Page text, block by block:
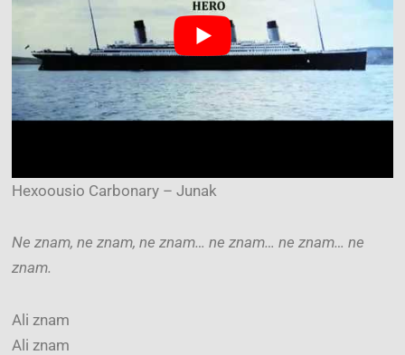
Hexoousio Carbonary – Junak
Ne znam, ne znam, ne znam… ne znam… ne znam… ne
znam.
Ali znam
Ali znam